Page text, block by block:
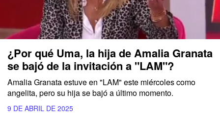
¿Por qué Uma, la hija de Amalia Granata
se bajó de la invitación a "LAM"?
Amalia Granata estuve en "LAM" este miércoles como
angelita, pero su hija se bajó a último momento.
9 DE ABRIL DE 2025